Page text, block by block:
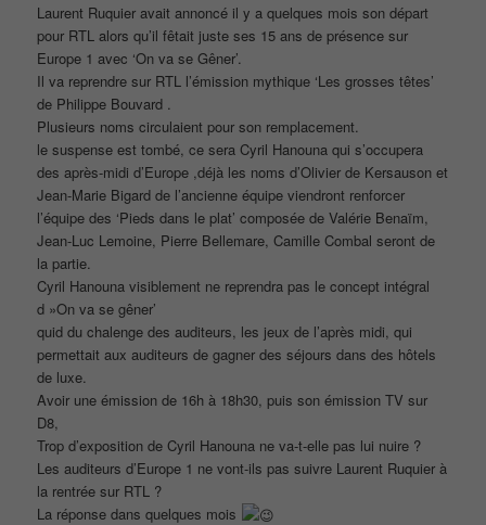
Laurent Ruquier avait annoncé il y a quelques mois son départ
pour RTL alors qu’il fêtait juste ses 15 ans de présence sur
Europe 1 avec ‘On va se Gêner’.
Il va reprendre sur RTL l’émission mythique ‘Les grosses têtes’
de Philippe Bouvard .
Plusieurs noms circulaient pour son remplacement.
le suspense est tombé, ce sera Cyril Hanouna qui s’occupera
des après-midi d’Europe ,déjà les noms d’Olivier de Kersauson et
Jean-Marie Bigard de l’ancienne équipe viendront renforcer
l’équipe des ‘Pieds dans le plat’ composée de Valérie Benaïm,
Jean-Luc Lemoine, Pierre Bellemare, Camille Combal seront de
la partie.
Cyril Hanouna visiblement ne reprendra pas le concept intégral
d »On va se gêner’
quid du chalenge des auditeurs, les jeux de l’après midi, qui
permettait aux auditeurs de gagner des séjours dans des hôtels
de luxe.
Avoir une émission de 16h à 18h30, puis son émission TV sur
D8,
Trop d’exposition de Cyril Hanouna ne va-t-elle pas lui nuire ?
Les auditeurs d’Europe 1 ne vont-ils pas suivre Laurent Ruquier à
la rentrée sur RTL ?
La réponse dans quelques mois